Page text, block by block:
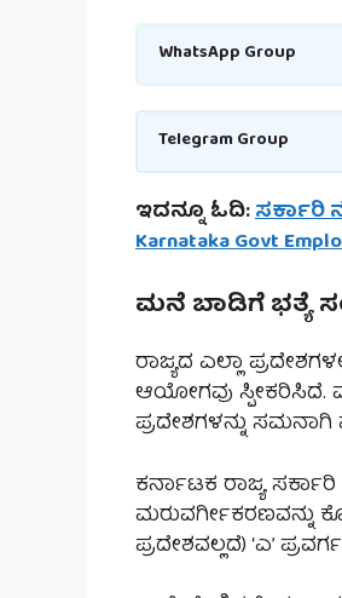
WhatsApp Group
Telegram Group
ಇದನ್ನೂ ಓದಿ:ಸರ್ಕಾರಿ
Karnataka Govt
ಮನೆ ಬಾಡಿಗೆ ಭತ್ಯೆ
ರಾಜ್ಯದ ಎಲ್ಲಾ
ಆಯೋಗವು ಸ್ಪೀಕರಿಸಿದೆ.
ಪ್ರದೇಶಗಳನ್ನು
ಕರ್ನಾಟಕ ರಾಜ್ಯ
ಮರುವರ್ಗೀಕರಣವನ್ನು
ಪ್ರದೇಶವಲ್ಲದೆ) ‘ಎ’